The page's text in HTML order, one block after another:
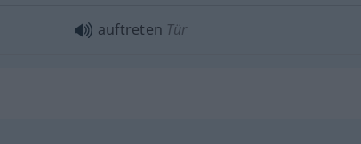
auftreten Tür